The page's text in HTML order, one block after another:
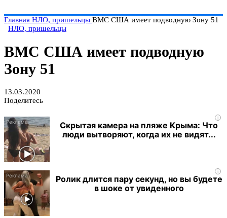
Главная НЛО, пришельцы ВМС США имеет подводную Зону 51
НЛО, пришельцы
ВМС США имеет подводную
Зону 51
13.03.2020
Поделитесь
i
Скрытая камера на пляже Крыма: Что
люди вытворяют, когда их не видят...
i
Ролик длится пару секунд, но вы будете
в шоке от увиденного